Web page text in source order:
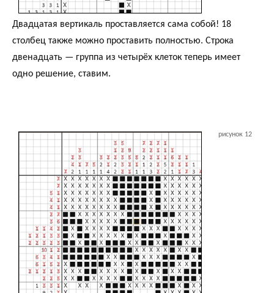
Двадцатая вертикаль проставляется сама собой! 18
столбец также можно проставить полностью. Строка
двенадцать — группа из четырёх клеток теперь имеет
одно решение, ставим.
рисунок 12